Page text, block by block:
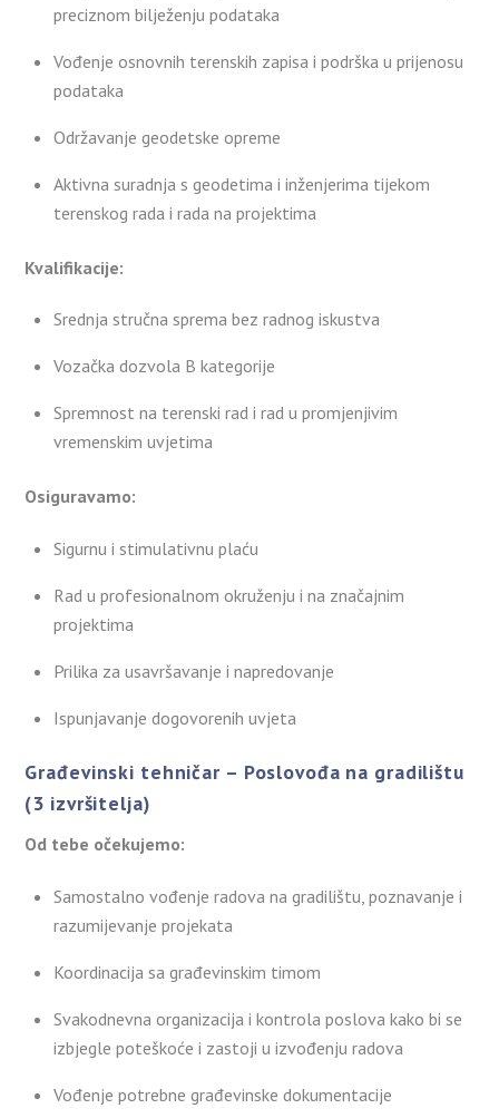
preciznom bilježenju podataka
Vođenje osnovnih terenskih zapisa i podrška u prijenosu
podataka
Održavanje geodetske opreme
Aktivna suradnja s geodetima i inženjerima tijekom
terenskog rada i rada na projektima
Kvalifikacije:
Srednja stručna sprema bez radnog iskustva
Vozačka dozvola B kategorije
Spremnost na terenski rad i rad u promjenjivim
vremenskim uvjetima
Osiguravamo:
Sigurnu i stimulativnu plaću
Rad u profesionalnom okruženju i na značajnim
projektima
Prilika za usavršavanje i napredovanje
Ispunjavanje dogovorenih uvjeta
Građevinski tehničar – Poslovođa na gradilištu
(3 izvršitelja)
Od tebe očekujemo:
Samostalno vođenje radova na gradilištu, poznavanje i
razumijevanje projekata
Koordinacija sa građevinskim timom
Svakodnevna organizacija i kontrola poslova kako bi se
izbjegle poteškoće i zastoji u izvođenju radova
Vođenje potrebne građevinske dokumentacije